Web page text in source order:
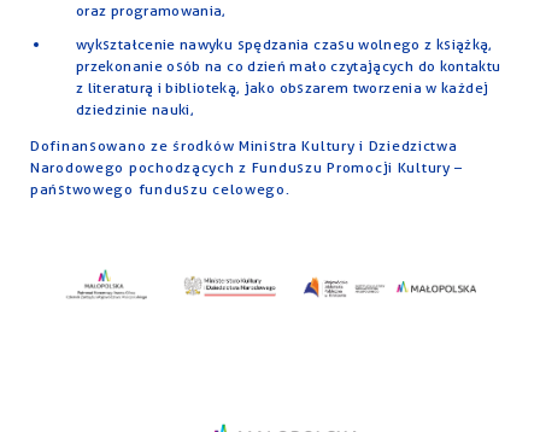
oraz programowania,
wykształcenie nawyku spędzania czasu wolnego z książką,
przekonanie osób na co dzień mało czytających do kontaktu
z literaturą i biblioteką, jako obszarem tworzenia w każdej
dziedzinie nauki,
Dofinansowano ze środków Ministra Kultury i Dziedzictwa
Narodowego pochodzących z Funduszu Promocji Kultury –
państwowego funduszu celowego.